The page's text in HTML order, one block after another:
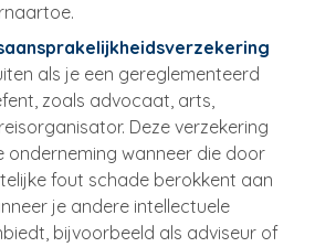
als je een gereglementeerd
zoals advocaat, arts,
Deze verzekering
onderneming wanneer die door
fout schade berokkent aan
je andere intellectuele
bijvoorbeeld als adviseur of